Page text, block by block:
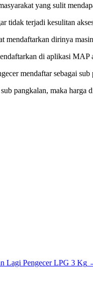
yang sulit
tidak terjadi kesulitan
mendaftarkan dirinya
di aplikasi MAP
mendaftar sebagai
pangkalan, maka
Lagi Pengecer LPG 3 Kg